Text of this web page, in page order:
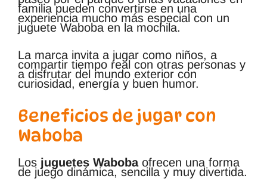
familia pueden convertirse en una
experiencia mucho más especial con un
juguete Waboba en la mochila.
La marca invita a jugar como niños, a
compartir tiempo real con otras personas y
a disfrutar del mundo exterior con
curiosidad, energía y buen humor.
Beneficios de jugar con
Waboba
Los juguetes Wabobaofrecen una forma
de juego dinámica, sencilla y muy divertida.